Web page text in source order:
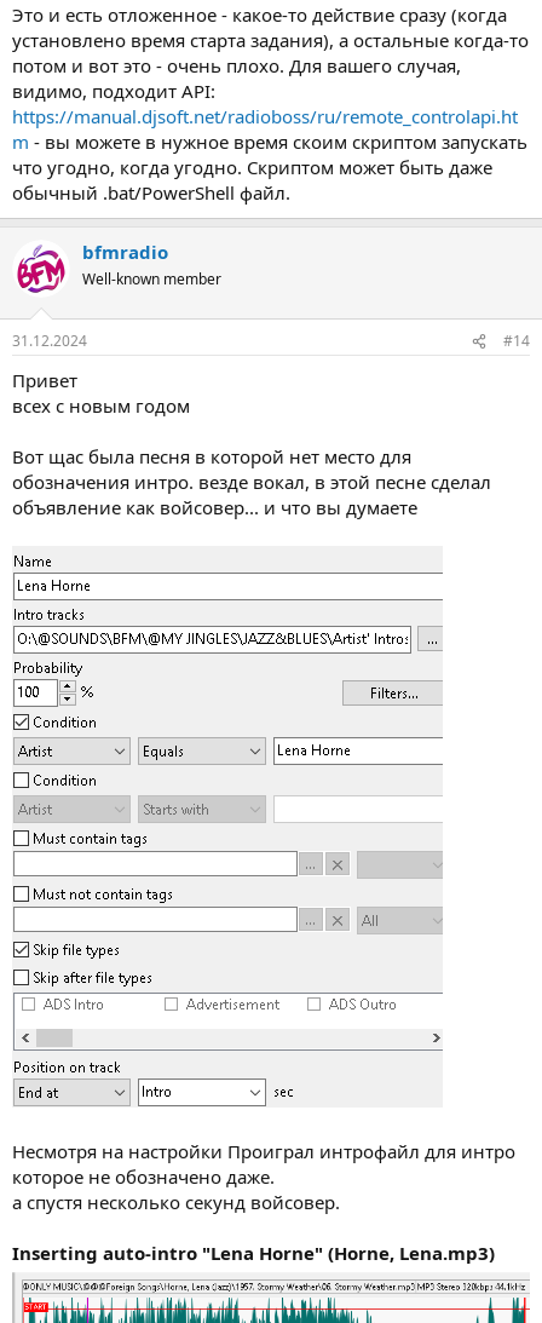
Это и есть отложенное - какое-то действие сразу (когда
установлено время старта задания), а остальные когда-то
потом и вот это - очень плохо. Для вашего случая,
видимо, подходит API:
https://manual.djsoft.net/radioboss/ru/remote_controlapi.ht
m - вы можете в нужное время скоим скриптом запускать
что угодно, когда угодно. Скриптом может быть даже
обычный .bat/PowerShell файл.
bfmradio
Well-known member
31.12.2024 #14
Привет
всех с новым годом
Вот щас была песня в которой нет место для
обозначения интро. везде вокал, в этой песне сделал
объявление как войсовер... и что вы думаете
Несмотря на настройки Проиграл интрофайл для интро
которое не обозначено даже.
а спустя несколько секунд войсовер.
Inserting auto-intro "Lena Horne" (Horne, Lena.mp3)